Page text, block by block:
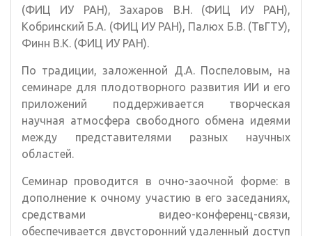
(ФИЦ ИУ РАН), Захаров В.Н. (ФИЦ ИУ РАН),
Кобринский Б.А. (ФИЦ ИУ РАН), Палюх Б.В. (ТвГТУ),
Финн В.К. (ФИЦ ИУ РАН).
По традиции, заложенной Д.А. Поспеловым, на
семинаре для плодотворного развития ИИ и его
приложений поддерживается творческая
научная атмосфера свободного обмена идеями
между представителями разных научных
областей.
Семинар проводится в очно-заочной форме: в
дополнение к очному участию в его заседаниях,
средствами видео-конференц-связи,
обеспечивается двусторонний удаленный доступ